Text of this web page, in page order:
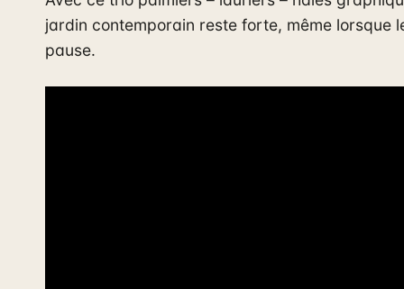
jardin contemporain reste forte, même lorsque
pause.